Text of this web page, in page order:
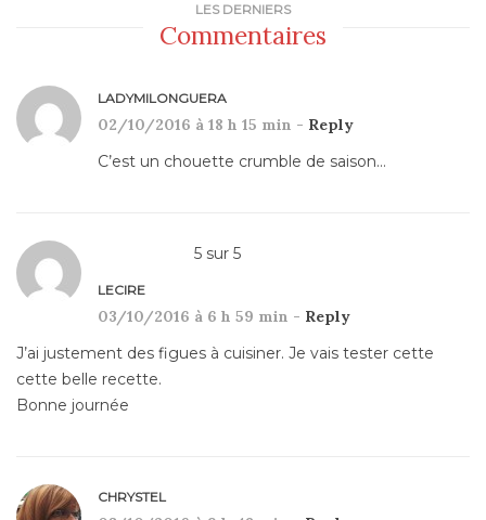
LES DERNIERS
Commentaires
LADYMILONGUERA
02/10/2016 à 18 h 15 min - Reply
C’est un chouette crumble de saison…
5 sur 5
LECIRE
03/10/2016 à 6 h 59 min - Reply
J’ai justement des figues à cuisiner. Je vais tester cette
cette belle recette.
Bonne journée
CHRYSTEL